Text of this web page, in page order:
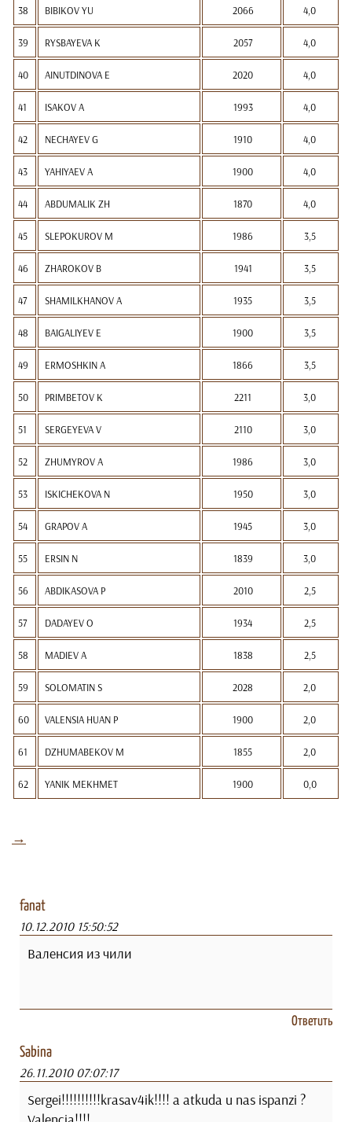
38 BIBIKOV YU 2066 4,0
39 RYSBAYEVA K 2057 4,0
40 AINUTDINOVA E 2020 4,0
41 ISAKOV A 1993 4,0
42 NECHAYEV G 1910 4,0
43 YAHIYAEV A 1900 4,0
44 ABDUMALIK ZH 1870 4,0
45 SLEPOKUROV M 1986 3,5
46 ZHAROKOV B 1941 3,5
47 SHAMILKHANOV A 1935 3,5
48 BAIGALIYEV E 1900 3,5
49 ERMOSHKIN A 1866 3,5
50 PRIMBETOV K 2211 3,0
51 SERGEYEVA V 2110 3,0
52 ZHUMYROV A 1986 3,0
53 ISKICHEKOVA N 1950 3,0
54 GRAPOV A 1945 3,0
55 ERSIN N 1839 3,0
56 ABDIKASOVA P 2010 2,5
57 DADAYEV O 1934 2,5
58 MADIEV A 1838 2,5
59 SOLOMATIN S 2028 2,0
60 VALENSIA HUAN P 1900 2,0
61 DZHUMABEKOV M 1855 2,0
62 YANIK MEKHMET 1900 0,0
→
fanat
10.12.2010 15:50:52
Валенсия из чили
Ответить
Sabina
26.11.2010 07:07:17
Sergei!!!!!!!!!!krasav4ik!!!! a atkuda u nas ispanzi ?